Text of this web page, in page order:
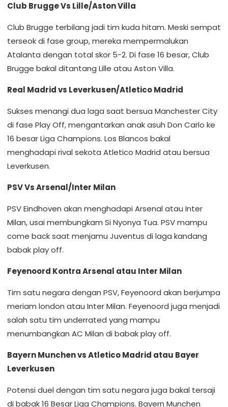
Club Brugge Vs Lille/Aston Villa
Club Brugge terbilang jadi tim kuda hitam. Meski sempat
terseok di fase group, mereka mempermalukan
Atalanta dengan total skor 5-2. Di fase 16 besar, Club
Brugge bakal ditantang Lille atau Aston Villa.
Real Madrid vs Leverkusen/Atletico Madrid
Sukses menangi dua laga saat bersua Manchester City
di fase Play Off, mengantarkan anak asuh Don Carlo ke
16 besar Liga Champions. Los Blancos bakal
menghadapi rival sekota Atletico Madrid atau bersua
Leverkusen.
PSV Vs Arsenal/Inter Milan
PSV Eindhoven akan menghadapi Arsenal atau Inter
Milan, usai membungkam Si Nyonya Tua. PSV mampu
come back saat menjamu Juventus di laga kandang
babak play off.
Feyenoord Kontra Arsenal atau Inter Milan
Tim satu negara dengan PSV, Feyenoord akan berjumpa
meriam london atau Inter Milan. Feyenoord juga menjadi
salah satu tim underrated yang mampu
menumbangkan AC Milan di babak play off.
Bayern Munchen vs Atletico Madrid atau Bayer
Leverkusen
Potensi duel dengan tim satu negara juga bakal tersaji
di babak 16 Besar Liga Champions. Bayern Munchen